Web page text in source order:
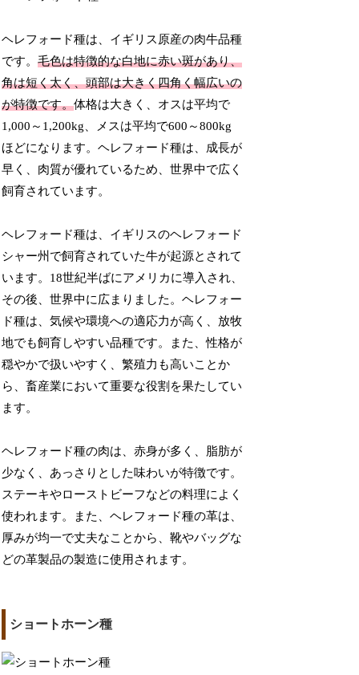
ヘレフォード種は、イギリス原産の肉牛品種
です。毛色は特徴的な白地に赤い斑があり、
角は短く太く、頭部は大きく四角く幅広いの
が特徴です。体格は大きく、オスは平均で
1,000～1,200kg、メスは平均で600～800kg
ほどになります。ヘレフォード種は、成長が
早く、肉質が優れているため、世界中で広く
飼育されています。
ヘレフォード種は、イギリスのヘレフォード
シャー州で飼育されていた牛が起源とされて
います。18世紀半ばにアメリカに導入され、
その後、世界中に広まりました。ヘレフォー
ド種は、気候や環境への適応力が高く、放牧
地でも飼育しやすい品種です。また、性格が
穏やかで扱いやすく、繁殖力も高いことか
ら、畜産業において重要な役割を果たしてい
ます。
ヘレフォード種の肉は、赤身が多く、脂肪が
少なく、あっさりとした味わいが特徴です。
ステーキやローストビーフなどの料理によく
使われます。また、ヘレフォード種の革は、
厚みが均一で丈夫なことから、靴やバッグな
どの革製品の製造に使用されます。
ショートホーン種